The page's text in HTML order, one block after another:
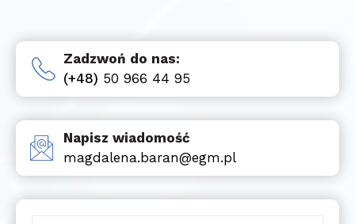
Zadzwoń do nas:
(+48) 50 966 44 95
Napisz wiadomość
magdalena.baran@egm.pl